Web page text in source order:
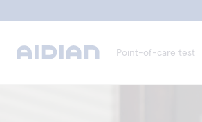
Point-of-care test